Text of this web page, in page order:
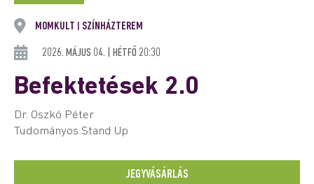
MOMKULT SZÍNHÁZTEREM
2026. MÁJUS 04. | HÉTFŐ 20:30
Befektetések 2.0
Dr. Oszkó Péter
Tudományos Stand Up
JEGYVÁSÁRLÁS